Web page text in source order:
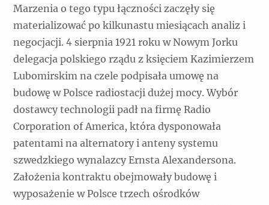
Marzenia o tego typu łączności zaczęły się
materializować po kilkunastu miesiącach analiz i
negocjacji. 4 sierpnia 1921 roku w Nowym Jorku
delegacja polskiego rządu z księciem Kazimierzem
Lubomirskim na czele podpisała umowę na
budowę w Polsce radiostacji dużej mocy. Wybór
dostawcy technologii padł na firmę Radio
Corporation of America, która dysponowała
patentami na alternatory i anteny systemu
szwedzkiego wynalazcy Ernsta Alexandersona.
Założenia kontraktu obejmowały budowę i
wyposażenie w Polsce trzech ośrodków